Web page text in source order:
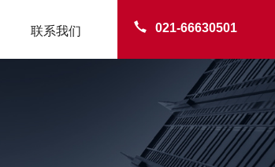
021-66630501
联系我们